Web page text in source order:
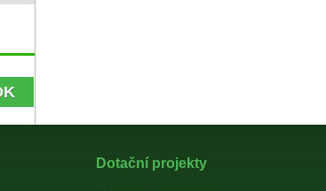
Dotační projekty